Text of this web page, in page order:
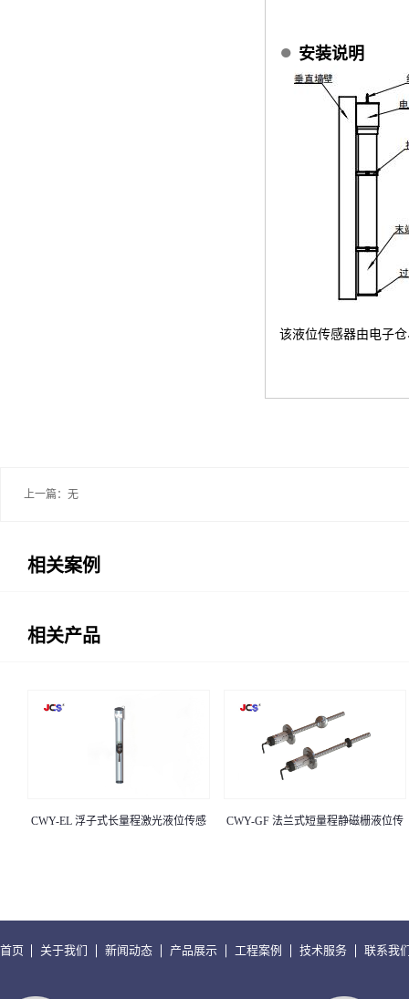
● 安装说明
该液位传感器由电子
上一篇：无
相关案例
相关产品
CWY-EL 浮子式长量程激光液位传感 CWY-GF 法兰式短量程静磁栅液位传
关于我们 新闻动态 产品展示 工程案例 技术服务 联系我
首页